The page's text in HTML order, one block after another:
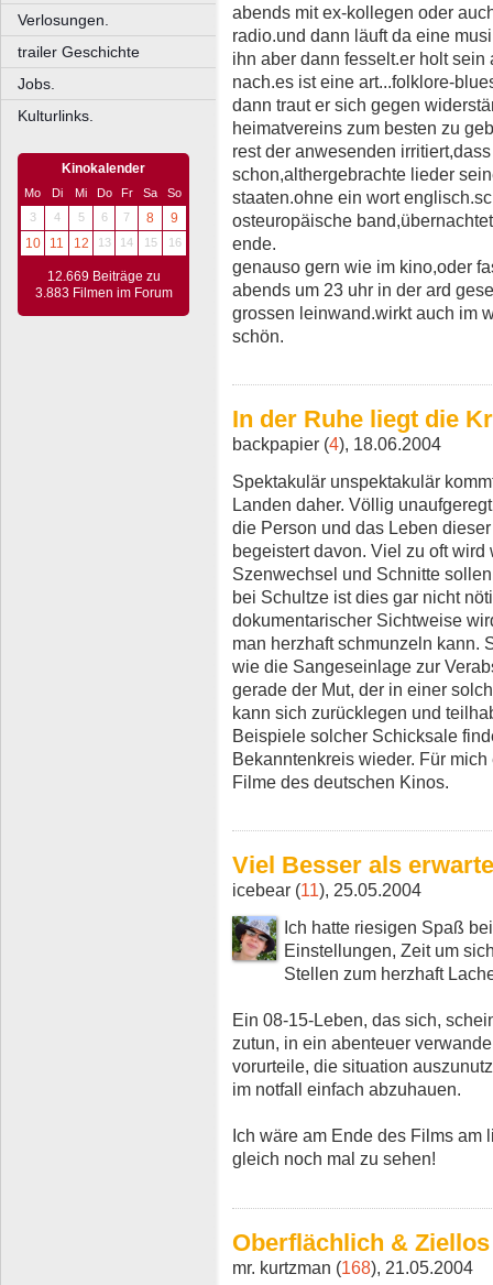
Verlosungen.
trailer Geschichte
Jobs.
Kulturlinks.
Kinokalender
Mo Di Mi Do Fr Sa
So
3
4 5 6 7 8
9
10
11 12 13 14 15 16
12.669 Beiträge zu
3.883 Filmen im Forum
abends mit ex-kollegen oder
radio.und dann läuft da eine
ihn aber dann fesselt.er holt
nach.es ist eine art...folklore-
dann traut er sich gegen
heimatvereins zum besten zu
rest der anwesenden
schon,althergebrachte lieder
staaten.ohne ein wort
osteuropäische
ende.
genauso gern wie im kino,oder
abends um 23 uhr in der ard
grossen leinwand.wirkt auch im
schön.
In der Ruhe liegt die
backpapier (4), 18.06.2004
Spektakulär unspektakulär
Landen daher. Völlig
die Person und das Leben
begeistert davon. Viel zu oft
Szenwechsel und Schnitte
bei Schultze ist dies gar nicht
dokumentarischer Sichtweise
man herzhaft schmunzeln kann.
wie die Sangeseinlage zur
gerade der Mut, der in einer
kann sich zurücklegen und
Beispiele solcher Schicksale
Bekanntenkreis wieder. Für
Filme des deutschen Kinos.
Viel Besser als
icebear (11), 25.05.2004
Ich hatte riesigen Spaß
Einstellungen, Zeit um
Stellen zum herzhaft
Ein 08-15-Leben, das sich,
zutun, in ein abenteuer
vorurteile, die situation
im notfall einfach abzuhauen.
Ich wäre am Ende des Films
gleich noch mal zu sehen!
Oberflächlich & Ziellos
mr. kurtzman (168), 21.05.2004